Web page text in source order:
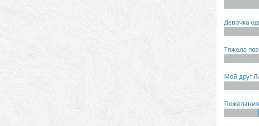
Девочка
Тяжела
Мой друг
Пожелания